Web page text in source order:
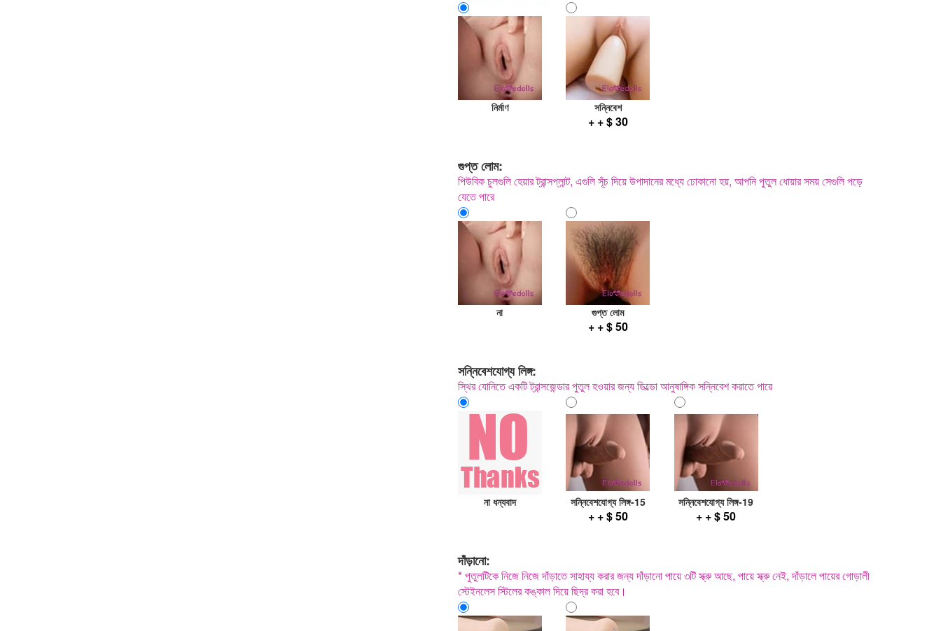
নির্মাণ সন্নিবেশ
+ + $ 30
গুপ্ত লোম:
পিউবিক চুলগুলি হেয়ার ট্রান্সপ্লান্ট, এগুলি সূঁচ দিয়ে উপাদানের মধ্যে ঢোকানো হয়, আপনি পুতুল ধোয়ার সময় সেগুলি পড়ে
যেতে পারে
না গুপ্ত লোম
+ + $ 50
সন্নিবেশযোগ্য লিঙ্গ:
স্থির যোনিতে একটি ট্রান্সজেন্ডার পুতুল হওয়ার জন্য ডিল্ডো আনুষাঙ্গিক সন্নিবেশ করাতে পারে
না ধন্যবাদ সন্নিবেশযোগ্য লিঙ্গ-15
+ + $ 50
সন্নিবেশযোগ্য লিঙ্গ-19
+ + $ 50
দাঁড়ানো:
* পুতুলটিকে নিজে নিজে দাঁড়াতে সাহায্য করার জন্য দাঁড়ানো পায়ে ৩টি স্ক্রু আছে, পায়ে স্ক্রু নেই, দাঁড়ালে পায়ের গোড়ালী
স্টেইনলেস স্টিলের কঙ্কাল দিয়ে ছিদ্র করা হবে।